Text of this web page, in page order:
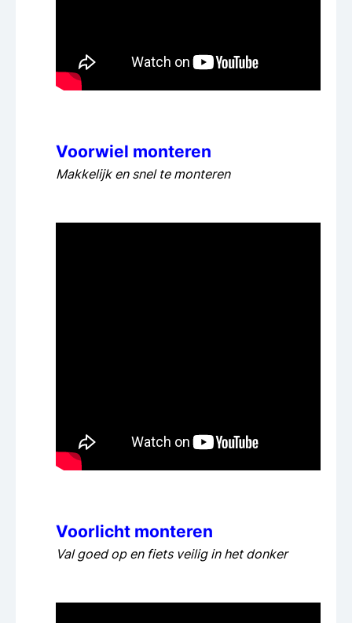
Voorwiel monteren
Makkelijk en snel te monteren
Voorlicht monteren
Val goed op en fiets veilig in het donker